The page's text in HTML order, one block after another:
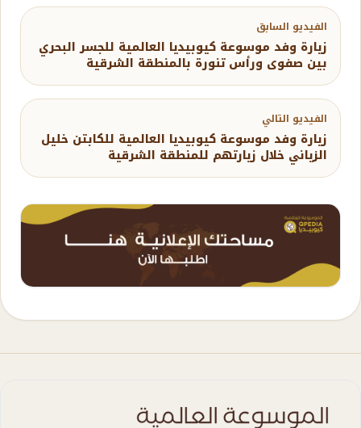
الفيديو السابق
زيارة وفد موسوعة كيوبيديا العالمية للجسر البحري
بين صفوى ورأس تنورة بالمنطقة الشرقية
الفيديو التالي
زيارة وفد موسوعة كيوبيديا العالمية للكابتن خليل
الزياني خلال زيارتهم للمنطقة الشرقية